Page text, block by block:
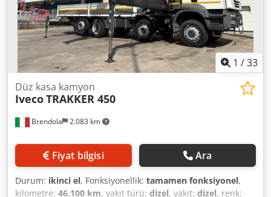
1 /33
Brendola 2.083 km
Düz kasa kamyon
IvecoTRAKKER 450
Fiyat bilgisi Ara
Durum: ikinci el, Fonksiyonellik: tamamen fonksiyonel,
kilometre: 46.100 km, yakıt türü: dizel, yakıt: dizel, renk: